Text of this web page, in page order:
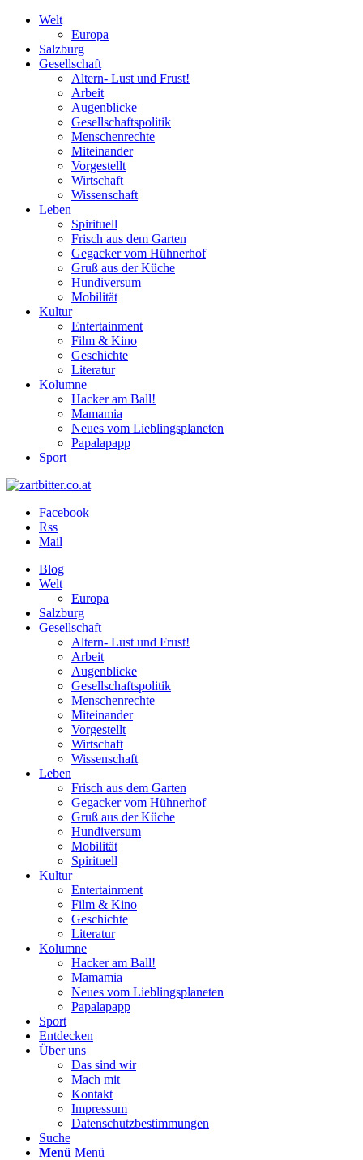
Welt
Europa
Salzburg
Gesellschaft
Altern- Lust und Frust!
Arbeit
Augenblicke
Gesellschaftspolitik
Menschenrechte
Miteinander
Vorgestellt
Wirtschaft
Wissenschaft
Leben
Spirituell
Frisch aus dem Garten
Gegacker vom Hühnerhof
Gruß aus der Küche
Hundiversum
Mobilität
Kultur
Entertainment
Film & Kino
Geschichte
Literatur
Kolumne
Hacker am Ball!
Mamamia
Neues vom Lieblingsplaneten
Papalapapp
Sport
Facebook
Rss
Mail
Blog
Welt
Europa
Salzburg
Gesellschaft
Altern- Lust und Frust!
Arbeit
Augenblicke
Gesellschaftspolitik
Menschenrechte
Miteinander
Vorgestellt
Wirtschaft
Wissenschaft
Leben
Frisch aus dem Garten
Gegacker vom Hühnerhof
Gruß aus der Küche
Hundiversum
Mobilität
Spirituell
Kultur
Entertainment
Film & Kino
Geschichte
Literatur
Kolumne
Hacker am Ball!
Mamamia
Neues vom Lieblingsplaneten
Papalapapp
Sport
Entdecken
Über uns
Das sind wir
Mach mit
Kontakt
Impressum
Datenschutzbestimmungen
Suche
Menü Menü